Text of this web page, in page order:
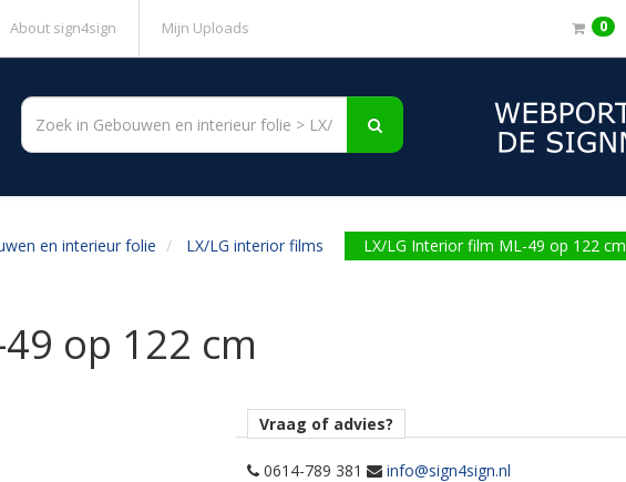
About sign4sign Mijn Uploads 0
en interieur folie LX/LG interior films LX/LG Interior film ML-49 op 122 cm
op 122 cm
Vraag of advies?
0614-789 381 info@sign4sign.nl